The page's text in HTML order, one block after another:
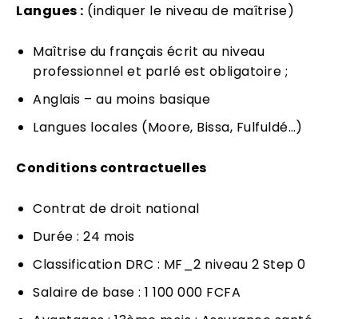
Langues : (indiquer le niveau de maîtrise)
Maîtrise du français écrit au niveau
professionnel et parlé est obligatoire ;
Anglais – au moins basique
Langues locales (Moore, Bissa, Fulfuldé…)
Conditions contractuelles
Contrat de droit national
Durée : 24 mois
Classification DRC : MF_2 niveau 2 Step 0
Salaire de base : 1 100 000 FCFA